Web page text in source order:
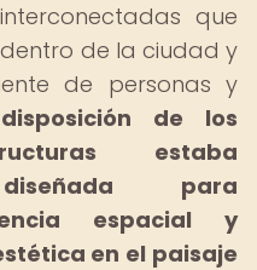
que
de la ciudad y
de personas y
de los
estaba
para
espacial y
en el paisaje